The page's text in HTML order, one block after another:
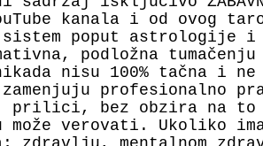
kanala i od ovog
poput astrologije i
podložna
nisu 100% tačna i
zamenjuju profesionalno
prilici, bez obzira na
verovati. Ukoliko